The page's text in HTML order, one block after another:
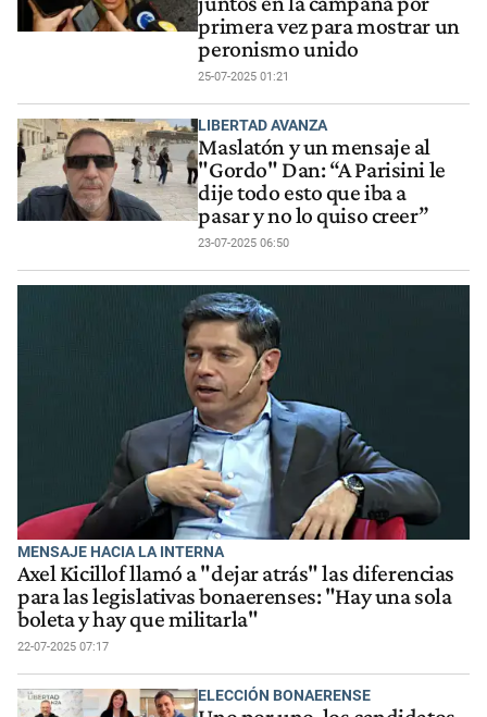
primera vez para mostrar un
peronismo unido
25-07-2025 01:21
LIBERTAD AVANZA
Maslatón y un mensaje al
"Gordo" Dan: “A Parisini le
dije todo esto que iba a
pasar y no lo quiso creer”
23-07-2025 06:50
MENSAJE HACIA LA INTERNA
Axel Kicillof llamó a "dejar atrás" las diferencias
para las legislativas bonaerenses: "Hay una sola
boleta y hay que militarla"
22-07-2025 07:17
ELECCIÓN BONAERENSE